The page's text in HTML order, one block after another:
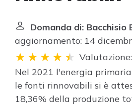
Domanda di: Bacchisio
aggiornamento: 14
Nel 2021 l'energia
le fonti rinnovabili si è
18,36% della produzione